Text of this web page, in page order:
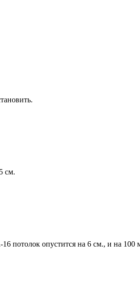
см.
потолок опустится на 6 см., и на 100